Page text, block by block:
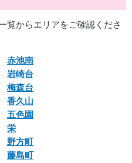
覧からエリアをご確認くださ
赤池南
岩崎台
梅森台
香久山
五色園
栄
野方町
藤島町